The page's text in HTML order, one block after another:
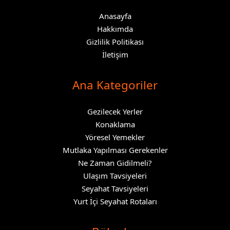
Anasayfa
Hakkımda
Gizlilik Politikası
İletişim
Ana Kategoriler
Gezilecek Yerler
Konaklama
Yöresel Yemekler
Mutlaka Yapılması Gerekenler
Ne Zaman Gidilmeli?
Ulaşım Tavsiyeleri
Seyahat Tavsiyeleri
Yurt İçi Seyahat Rotaları